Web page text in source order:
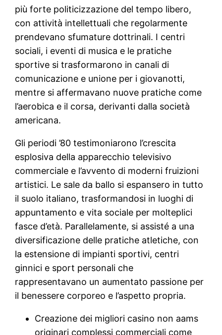
più forte politicizzazione del tempo libero,
con attività intellettuali che regolarmente
prendevano sfumature dottrinali. I centri
sociali, i eventi di musica e le pratiche
sportive si trasformarono in canali di
comunicazione e unione per i giovanotti,
mentre si affermavano nuove pratiche come
l’aerobica e il corsa, derivanti dalla società
americana.
Gli periodi ’80 testimoniarono l’crescita
esplosiva della apparecchio televisivo
commerciale e l’avvento di moderni fruizioni
artistici. Le sale da ballo si espansero in tutto
il suolo italiano, trasformandosi in luoghi di
appuntamento e vita sociale per molteplici
fasce d’età. Parallelamente, si assisté a una
diversificazione delle pratiche atletiche, con
la estensione di impianti sportivi, centri
ginnici e sport personali che
rappresentavano un aumentato passione per
il benessere corporeo e l’aspetto propria.
Creazione dei migliori casino non aams
originari complessi commerciali come